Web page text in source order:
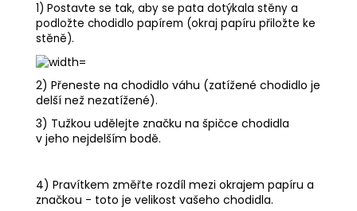
1) Postavte se tak, aby se pata dotýkala stěny a
podložte chodidlo papírem (okraj papíru přiložte ke
stěně).
2) Přeneste na chodidlo váhu (zatížené chodidlo je
delší než nezatížené).
3) Tužkou udělejte značku na špičce chodidla
v jeho nejdelším bodě.
4) Pravítkem změřte rozdíl mezi okrajem papíru a
značkou - toto je velikost vašeho chodidla.